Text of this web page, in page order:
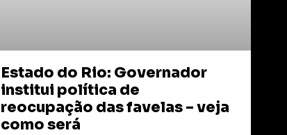
Estado do Rio: Governador
institui política de
reocupação das favelas – veja
como será